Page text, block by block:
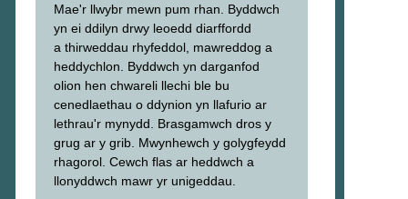
Mae'r llwybr mewn pum rhan. Byddwch
yn ei ddilyn drwy leoedd diarffordd
a thirweddau rhyfeddol, mawreddog a
heddychlon. Byddwch yn darganfod
olion hen chwareli llechi ble bu
cenedlaethau o ddynion yn llafurio ar
lethrau'r mynydd. Brasgamwch dros y
grug ar y grib. Mwynhewch y golygfeydd
rhagorol. Cewch flas ar heddwch a
llonyddwch mawr yr unigeddau.